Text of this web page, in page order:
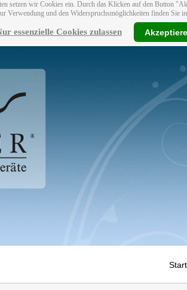
setzen wir Cookies ein. Durch das Klicken auf den Button
Verwendung und den Widerspruchsmöglichkeiten finden Sie
essenzielle Cookies zulassen